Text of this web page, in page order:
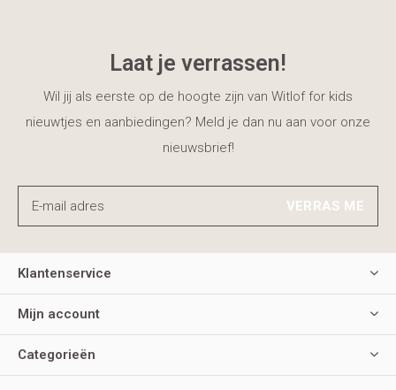
Laat je verrassen!
Wil jij als eerste op de hoogte zijn van Witlof for kids
nieuwtjes en aanbiedingen? Meld je dan nu aan voor onze
nieuwsbrief!
VERRAS ME
Klantenservice
Mijn account
Categorieën